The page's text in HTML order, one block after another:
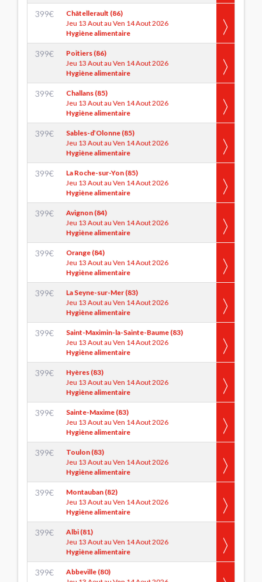
399€
Châtellerault (86)
Jeu 13 Aout au Ven 14 Aout 2026
Hygiène alimentaire
399€
Poitiers (86)
Jeu 13 Aout au Ven 14 Aout 2026
Hygiène alimentaire
399€
Challans (85)
Jeu 13 Aout au Ven 14 Aout 2026
Hygiène alimentaire
399€
Sables-d’Olonne (85)
Jeu 13 Aout au Ven 14 Aout 2026
Hygiène alimentaire
399€
La Roche-sur-Yon (85)
Jeu 13 Aout au Ven 14 Aout 2026
Hygiène alimentaire
399€
Avignon (84)
Jeu 13 Aout au Ven 14 Aout 2026
Hygiène alimentaire
399€
Orange (84)
Jeu 13 Aout au Ven 14 Aout 2026
Hygiène alimentaire
399€
La Seyne-sur-Mer (83)
Jeu 13 Aout au Ven 14 Aout 2026
Hygiène alimentaire
399€
Saint-Maximin-la-Sainte-Baume (83)
Jeu 13 Aout au Ven 14 Aout 2026
Hygiène alimentaire
399€
Hyères (83)
Jeu 13 Aout au Ven 14 Aout 2026
Hygiène alimentaire
399€
Sainte-Maxime (83)
Jeu 13 Aout au Ven 14 Aout 2026
Hygiène alimentaire
399€
Toulon (83)
Jeu 13 Aout au Ven 14 Aout 2026
Hygiène alimentaire
399€
Montauban (82)
Jeu 13 Aout au Ven 14 Aout 2026
Hygiène alimentaire
399€
Albi (81)
Jeu 13 Aout au Ven 14 Aout 2026
Hygiène alimentaire
399€
Abbeville (80)